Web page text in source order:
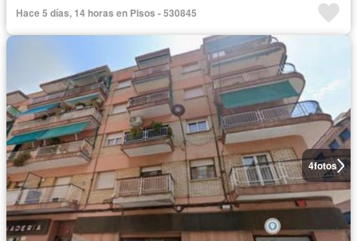
Hace 5 días, 14 horas en Pisos - 530845
4fotos